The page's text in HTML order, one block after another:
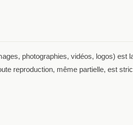
photographies, vidéos, logos) est
reproduction, même partielle, est